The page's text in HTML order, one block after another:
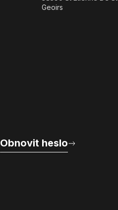
Geoirs
Obnovit heslo